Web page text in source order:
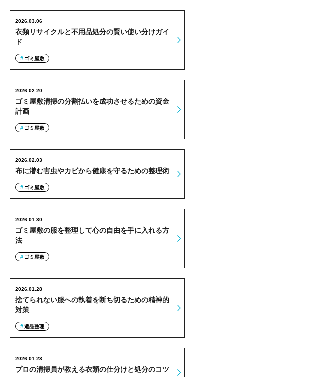
衣類リサイクルと不用品処分の賢い使い分けガイ
ド
2026.03.06
ゴミ屋敷
ゴミ屋敷清掃の分割払いを成功させるための資金
計画
2026.02.20
ゴミ屋敷
布に潜む害虫やカビから健康を守るための整理術
2026.02.03
ゴミ屋敷
ゴミ屋敷の服を整理して心の自由を手に入れる方
法
2026.01.30
ゴミ屋敷
捨てられない服への執着を断ち切るための精神的
対策
2026.01.28
遺品整理
プロの清掃員が教える衣類の仕分けと処分のコツ
2026.01.23